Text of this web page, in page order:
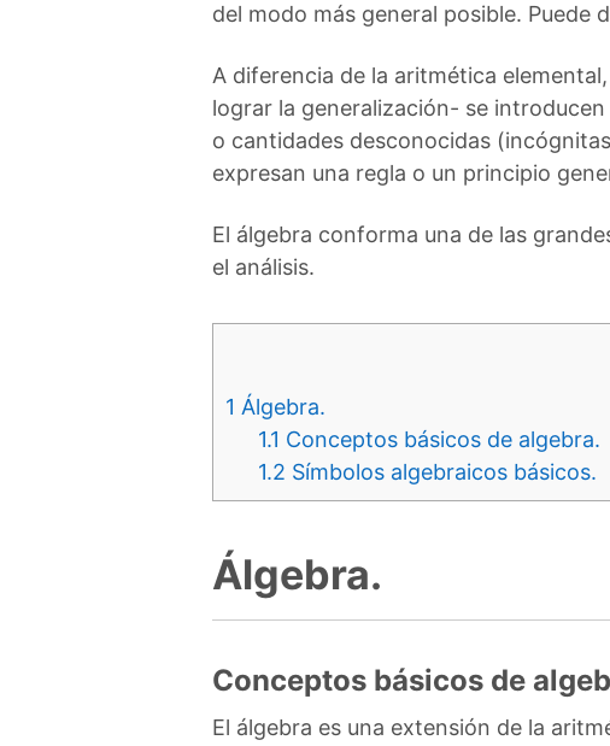
del modo más general posible. Puede
A diferencia de la aritmética
lograr la generalización- se
o cantidades desconocidas
expresan una regla o un principio
El álgebra conforma una de las
el análisis.
1 Álgebra.
1.1 Conceptos básicos de algebra.
1.2 Símbolos algebraicos básicos.
Álgebra.
Conceptos básicos de
El álgebra es una extensión de la